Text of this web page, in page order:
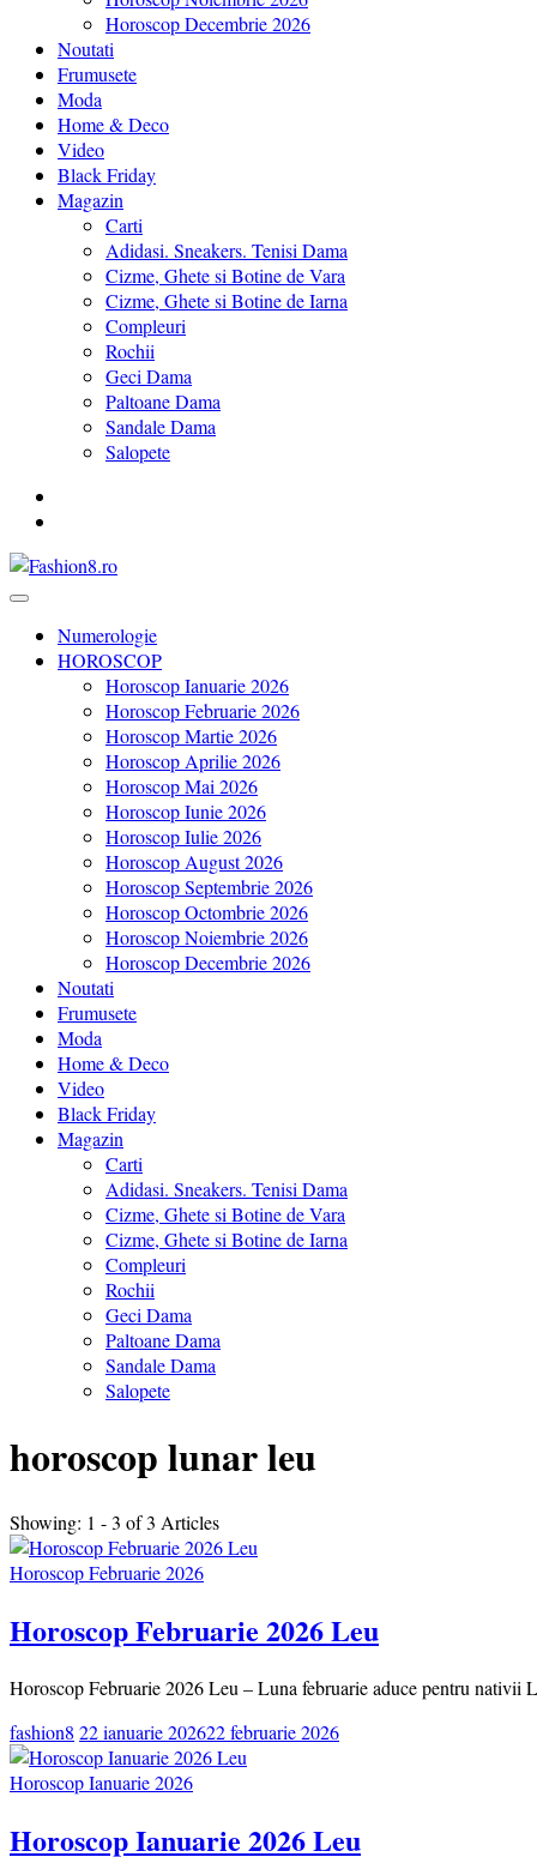
Horoscop Decembrie 2026
Noutati
Frumusete
Moda
Home & Deco
Video
Black Friday
Magazin
Carti
Adidasi. Sneakers. Tenisi Dama
Cizme, Ghete si Botine de Vara
Cizme, Ghete si Botine de Iarna
Compleuri
Rochii
Geci Dama
Paltoane Dama
Sandale Dama
Salopete
Fashion8.ro ❤️
Revista Fashion8.ro locul unde gasesti ce e nou: horoscop,
Numerologie
HOROSCOP
Horoscop Ianuarie 2026
Horoscop Februarie 2026
Horoscop Martie 2026
Horoscop Aprilie 2026
Horoscop Mai 2026
Horoscop Iunie 2026
Horoscop Iulie 2026
Horoscop August 2026
Horoscop Septembrie 2026
Horoscop Octombrie 2026
Horoscop Noiembrie 2026
Horoscop Decembrie 2026
Noutati
Frumusete
Moda
Home & Deco
Video
Black Friday
Magazin
Carti
Adidasi. Sneakers. Tenisi Dama
Cizme, Ghete si Botine de Vara
Cizme, Ghete si Botine de Iarna
Compleuri
Rochii
Geci Dama
Paltoane Dama
Sandale Dama
Salopete
horoscop lunar leu
Showing: 1 - 3 of 3 Articles
Horoscop Februarie 2026
Horoscop Februarie 2026 Leu
Horoscop Februarie 2026 Leu – Luna februarie aduce pentru nativii
fashion8 22 ianuarie 202622 februarie 2026
Horoscop Ianuarie 2026
Horoscop Ianuarie 2026 Leu